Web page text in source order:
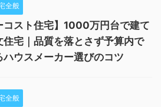
全般
コスト住宅】1000万円台で建て
住宅｜品質を落とさず予算内で
ハウスメーカー選びのコツ
全般